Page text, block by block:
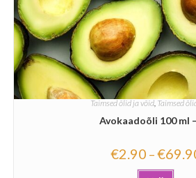
Taimsed õlid ja võid Taimsed
Avokaadoõli 100 ml
€2.90 –€